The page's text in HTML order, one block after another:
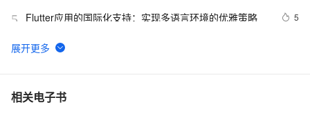
5 Flutter应用的国际化支持：实现多语言环境的优雅策略 5
6
"震撼揭秘！Flutter如何玩转超低延迟RTSP/RTMP播
7 Flutter 组件（二）文本 与 输入框组件
相关电子书